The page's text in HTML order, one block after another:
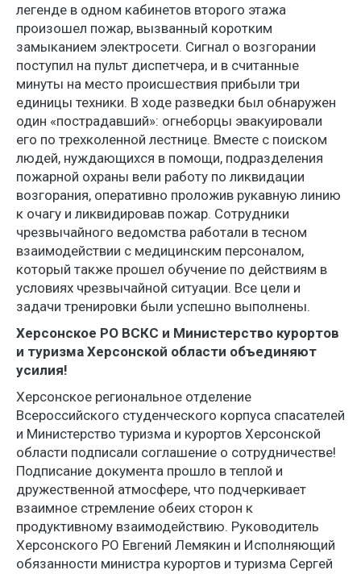
легенде в одном кабинетов второго этажа
произошел пожар, вызванный коротким
замыканием электросети. Сигнал о возгорании
поступил на пульт диспетчера, и в считанные
минуты на место происшествия прибыли три
единицы техники. В ходе разведки был обнаружен
один «пострадавший»: огнеборцы эвакуировали
его по трехколенной лестнице. Вместе с поиском
людей, нуждающихся в помощи, подразделения
пожарной охраны вели работу по ликвидации
возгорания, оперативно проложив рукавную линию
к очагу и ликвидировав пожар. Сотрудники
чрезвычайного ведомства работали в тесном
взаимодействии с медицинским персоналом,
который также прошел обучение по действиям в
условиях чрезвычайной ситуации. Все цели и
задачи тренировки были успешно выполнены.
Херсонское РО ВСКС и Министерство курортов
и туризма Херсонской области объединяют
усилия!
Херсонское региональное отделение
Всероссийского студенческого корпуса спасателей
и Министерство туризма и курортов Херсонской
области подписали соглашение о сотрудничестве!
Подписание документа прошло в теплой и
дружественной атмосфере, что подчеркивает
взаимное стремление обеих сторон к
продуктивному взаимодействию. Руководитель
Херсонского РО Евгений Лемякин и Исполняющий
обязанности министра курортов и туризма Сергей